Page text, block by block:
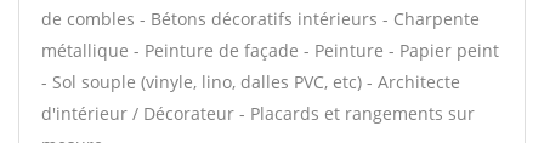
de combles - Bétons décoratifs intérieurs - Charpente
métallique - Peinture de façade - Peinture - Papier peint
- Sol souple (vinyle, lino, dalles PVC, etc) - Architecte
d'intérieur / Décorateur - Placards et rangements sur